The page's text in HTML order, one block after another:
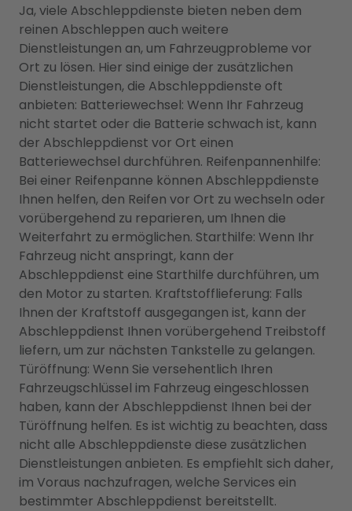
Ja, viele Abschleppdienste bieten neben dem
reinen Abschleppen auch weitere
Dienstleistungen an, um Fahrzeugprobleme vor
Ort zu lösen. Hier sind einige der zusätzlichen
Dienstleistungen, die Abschleppdienste oft
anbieten: Batteriewechsel: Wenn Ihr Fahrzeug
nicht startet oder die Batterie schwach ist, kann
der Abschleppdienst vor Ort einen
Batteriewechsel durchführen. Reifenpannenhilfe:
Bei einer Reifenpanne können Abschleppdienste
Ihnen helfen, den Reifen vor Ort zu wechseln oder
vorübergehend zu reparieren, um Ihnen die
Weiterfahrt zu ermöglichen. Starthilfe: Wenn Ihr
Fahrzeug nicht anspringt, kann der
Abschleppdienst eine Starthilfe durchführen, um
den Motor zu starten. Kraftstofflieferung: Falls
Ihnen der Kraftstoff ausgegangen ist, kann der
Abschleppdienst Ihnen vorübergehend Treibstoff
liefern, um zur nächsten Tankstelle zu gelangen.
Türöffnung: Wenn Sie versehentlich Ihren
Fahrzeugschlüssel im Fahrzeug eingeschlossen
haben, kann der Abschleppdienst Ihnen bei der
Türöffnung helfen. Es ist wichtig zu beachten, dass
nicht alle Abschleppdienste diese zusätzlichen
Dienstleistungen anbieten. Es empfiehlt sich daher,
im Voraus nachzufragen, welche Services ein
bestimmter Abschleppdienst bereitstellt.